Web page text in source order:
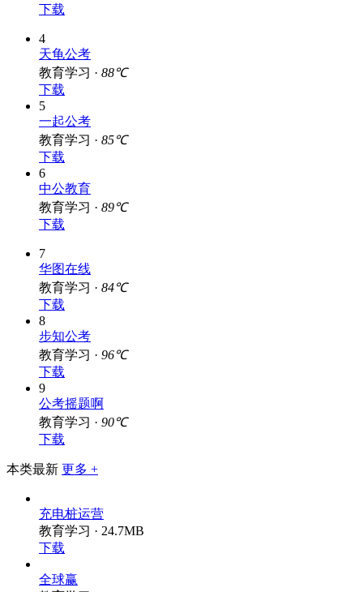
下载
4
天龟公考
教育学习 · 88℃
下载
5
一起公考
教育学习 · 85℃
下载
6
中公教育
教育学习 · 89℃
下载
7
华图在线
教育学习 · 84℃
下载
8
步知公考
教育学习 · 96℃
下载
9
公考摇题啊
教育学习 · 90℃
下载
本类最新 更多 +
充电桩运营
教育学习 · 24.7MB
下载
全球赢